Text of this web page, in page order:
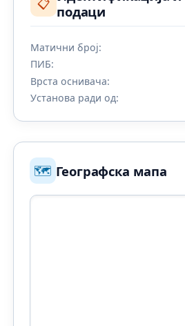
подаци
Матични број:
ПИБ:
Врста оснивача:
Установа ради од:
🗺️ Географска мапа